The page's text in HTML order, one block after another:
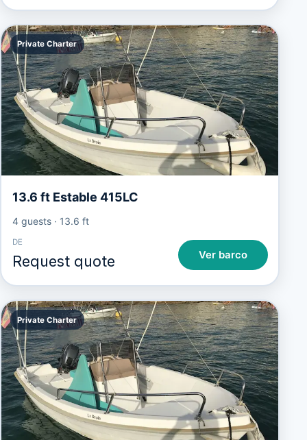
Private Charter
13.6 ft Estable 415LC
4 guests· 13.6 ft
DE
Request quote Ver barco
Private Charter